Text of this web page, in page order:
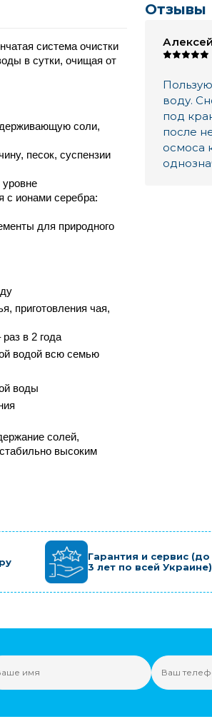
система очистки
в сутки, очищая от
соли,
песок, суспензии
с ионами серебра:
для природного
приготовления чая,
в 2 года
водой всю семью
воды
солей,
высоким
Отзывы
Алексей
воду.
под
после
осмоса
Гарантия и сервис (до
3 лет по всей Украине)